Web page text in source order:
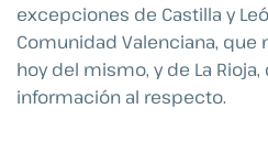
excepciones de Castilla y
Comunidad Valenciana, que
hoy del mismo, y de La
información al respecto.